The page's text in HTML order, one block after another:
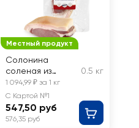
Местный продукт
Солонина
соленая из
свинины
БАХРУШИНЪ,
весовая
0.5 кг
1 094,99 ₽ за 1 кг
С Картой №1
547,50 руб
576,35 руб